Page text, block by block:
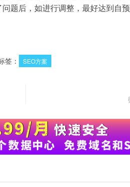
题后，如进行调整，最好达到自预
签： SEO方案